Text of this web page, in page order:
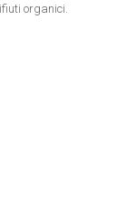
organici.